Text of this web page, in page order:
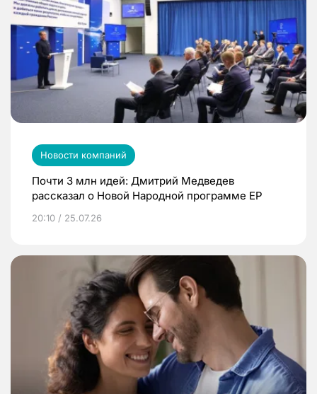
Новости компаний
Почти 3 млн идей: Дмитрий Медведев
рассказал о Новой Народной программе ЕР
20:10 / 25.07.26